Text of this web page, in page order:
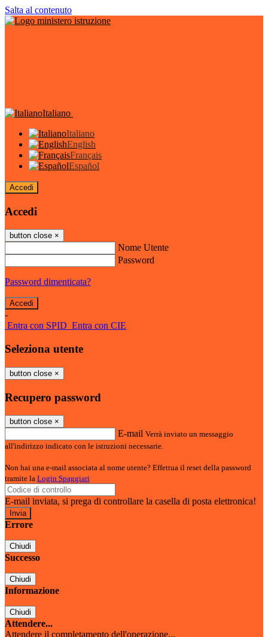
Salta al contenuto
Italiano
Italiano
English
Français
Español
Accedi
Accedi
button close ×
Nome Utente
Password
Password dimenticata?
-
Entra con SPID Entra con CIE
Seleziona utente
button close ×
Recupero password
button close ×
E-mail Verrà inviato un messaggio
all'indirizzo indicato con le istruzioni necessarie.
Non hai una e-mail associata al nome utente? Effettua il reset della password
tramite la Login Spaggiari
E-mail inviata, si prega di controllare la casella di posta elettronica!
Errore
Chiudi
Successo
Chiudi
Informazione
Chiudi
Attendere...
Attendere il completamento dell'operazione...